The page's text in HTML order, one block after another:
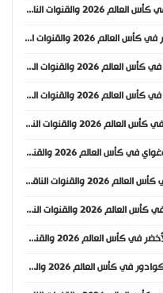
موعد مباراة النمسا والأردن في كأس العالم 2026 والقنوات الناقلة
موعد مباراة الأرجنتين والجزائر في كأس العالم 2026 والقنوات الناقلة
موعد مباراة العراق والنرويج في كأس العالم 2026 والقنوات الناقلة
موعد مباراة فرنسا والسنغال في كأس العالم 2026 والقنوات الناقلة
موعد مباراة إيران ونيوزيلندا في كأس العالم 2026 والقنوات الناقلة
موعد مباراة السعودية وأوروغواي في كأس العالم 2026 والقنوات الناقلة
موعد مباراة بلجيكا ومصر في كأس العالم 2026 والقنوات الناقلة
موعد مباراة السويد وتونس في كأس العالم 2026 والقنوات الناقلة
موعد مباراة إسبانيا والرأس الأخضر في كأس العالم 2026 والقنوات الناقلة
موعد مباراة ساحل العاج والإكوادور في كأس العالم 2026 والقنوات الناقلة